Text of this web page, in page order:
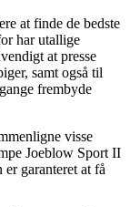
at finde de bedste
har utallige
at presse
samt også til
frembyde
visse
Joeblow Sport II
garanteret at få